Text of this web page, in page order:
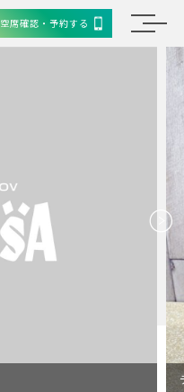
空席確認・予約する